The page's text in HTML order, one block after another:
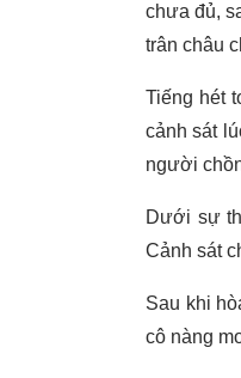
chưa đủ,
trân châu
Tiếng hét
cảnh sát
người
Dưới sự
Cảnh sát
Sau khi
cô nàng